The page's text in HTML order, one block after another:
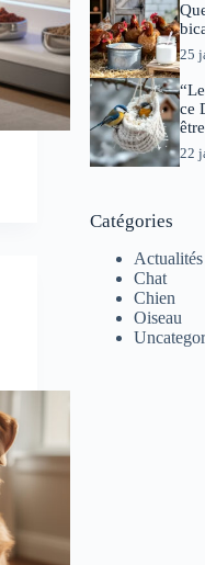
25
ce
22
Catégories
Actualités
Chat
Chien
Oiseau